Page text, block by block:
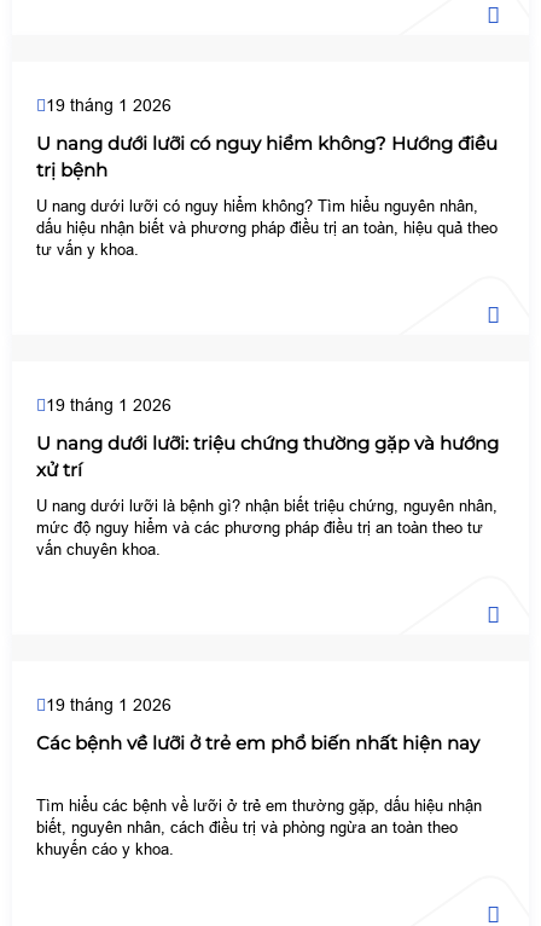
19 tháng 1 2026
U nang dưới lưỡi có nguy hiểm không? Hướng điều
trị bệnh
U nang dưới lưỡi có nguy hiểm không? Tìm hiểu nguyên nhân,
dấu hiệu nhận biết và phương pháp điều trị an toàn, hiệu quả theo
tư vấn y khoa.
19 tháng 1 2026
U nang dưới lưỡi: triệu chứng thường gặp và hướng
xử trí
U nang dưới lưỡi là bệnh gì? nhận biết triệu chứng, nguyên nhân,
mức độ nguy hiểm và các phương pháp điều trị an toàn theo tư
vấn chuyên khoa.
19 tháng 1 2026
Các bệnh về lưỡi ở trẻ em phổ biến nhất hiện nay
Tìm hiểu các bệnh về lưỡi ở trẻ em thường gặp, dấu hiệu nhận
biết, nguyên nhân, cách điều trị và phòng ngừa an toàn theo
khuyến cáo y khoa.